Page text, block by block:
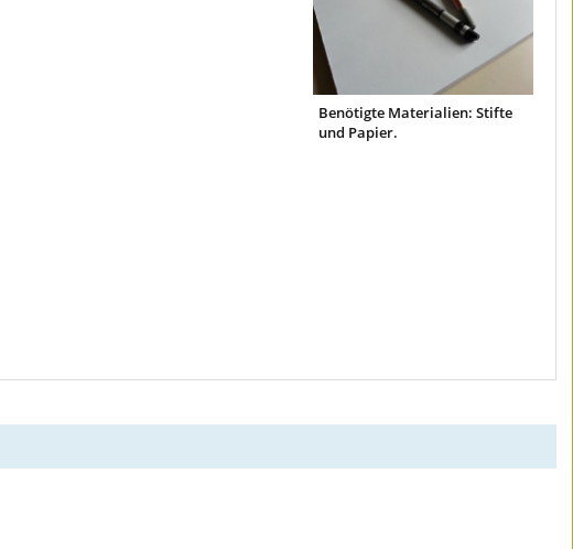
Benötigte Materialien: Stifte
und Papier.